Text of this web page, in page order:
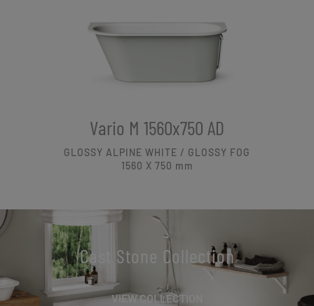
Vario M 1560x750 AD
GLOSSY ALPINE WHITE / GLOSSY FOG
1560 X 750 mm
Cast Stone Collection
VIEW COLLECTION